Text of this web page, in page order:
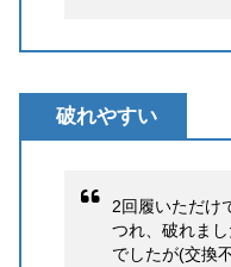
破れやすい
2回履いただけ
つれ、破れま
でしたが(交換